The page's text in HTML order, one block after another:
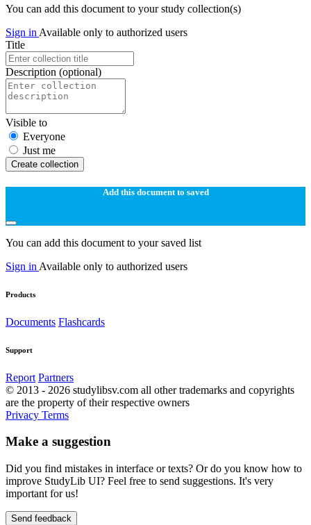
You can add this document to your study collection(s)
Sign in Available only to authorized users
Title
Description (optional)
Visible to
Everyone
Just me
Create collection
Add this document to saved
You can add this document to your saved list
Sign in Available only to authorized users
Products
Documents Flashcards
Support
Report Partners
© 2013 - 2026 studylibsv.com all other trademarks and copyrights
are the property of their respective owners
Privacy Terms
Make a suggestion
Did you find mistakes in interface or texts? Or do you know how to
improve StudyLib UI? Feel free to send suggestions. It's very
important for us!
Send feedback